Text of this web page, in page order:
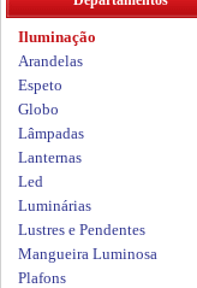
Iluminação
Arandelas
Espeto
Globo
Lâmpadas
Lanternas
Led
Luminárias
Lustres e Pendentes
Mangueira Luminosa
Plafons